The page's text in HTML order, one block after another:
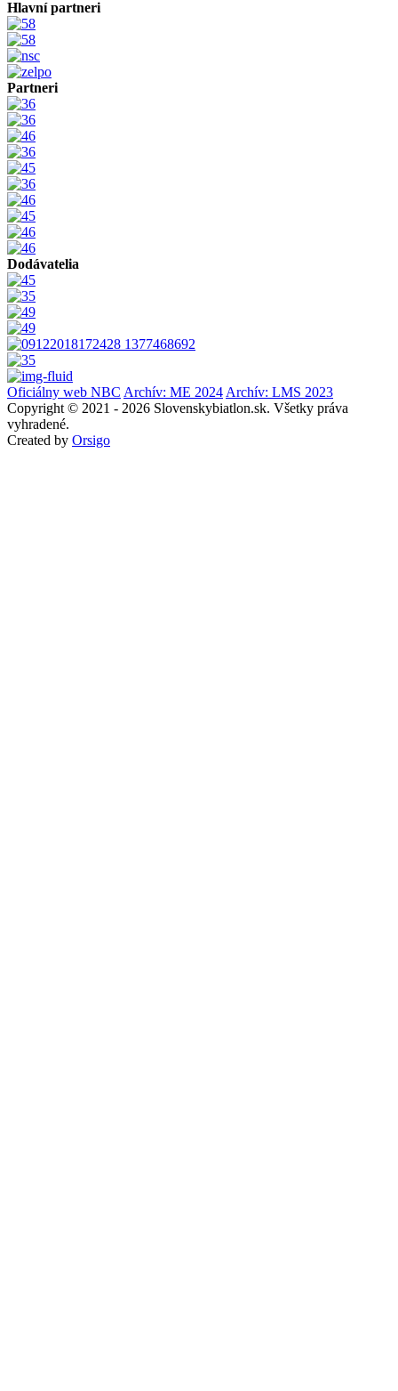
Hlavní partneri
Partneri
Dodávatelia
Oficiálny web NBC Archív: ME 2024 Archív: LMS 2023
Copyright © 2021 - 2026 Slovenskybiatlon.sk. Všetky práva
vyhradené.
Created by Orsigo